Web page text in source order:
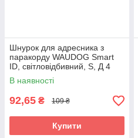
Шнурок для адресника з
паракорду WAUDOG Smart
ID, світловідбивний, S, Д 4
мм, Д 25-45 см синій
В наявності
92,65 ₴ 109 ₴
Купити